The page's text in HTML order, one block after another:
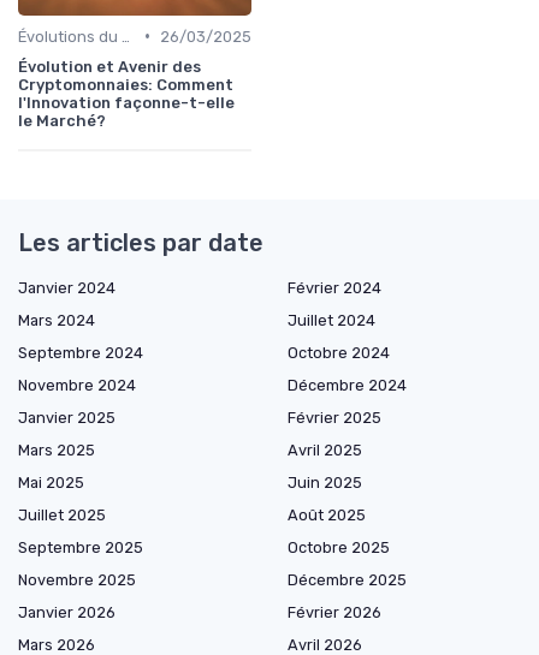
•
26/03/2025
Évolution et Avenir des
Cryptomonnaies: Comment
l'Innovation façonne-t-elle
le Marché?
Les articles par date
Janvier 2024
Février 2024
Mars 2024
Juillet 2024
Septembre 2024
Octobre 2024
Novembre 2024
Décembre 2024
Janvier 2025
Février 2025
Mars 2025
Avril 2025
Mai 2025
Juin 2025
Juillet 2025
Août 2025
Septembre 2025
Octobre 2025
Novembre 2025
Décembre 2025
Janvier 2026
Février 2026
Mars 2026
Avril 2026